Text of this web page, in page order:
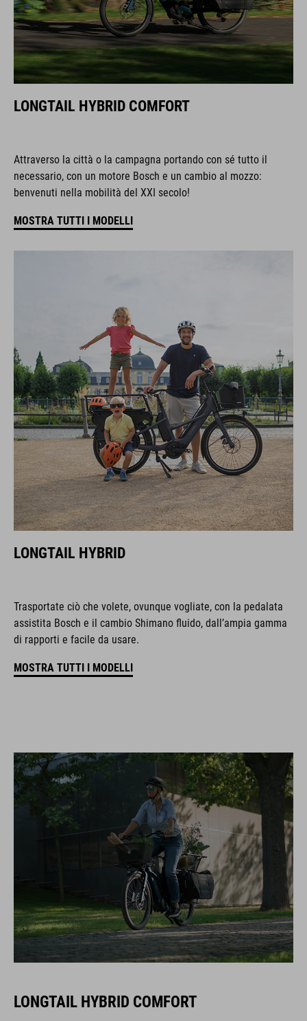
LONGTAIL HYBRID COMFORT
Attraverso la città o la campagna portando con sé tutto il
necessario, con un motore Bosch e un cambio al mozzo:
benvenuti nella mobilità del XXI secolo!
MOSTRA TUTTI I MODELLI
LONGTAIL HYBRID
Trasportate ciò che volete, ovunque vogliate, con la pedalata
assistita Bosch e il cambio Shimano fluido, dall’ampia gamma
di rapporti e facile da usare.
MOSTRA TUTTI I MODELLI
LONGTAIL HYBRID COMFORT